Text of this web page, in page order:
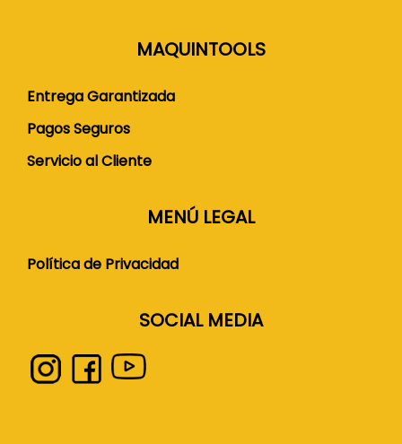
MAQUINTOOLS
Entrega Garantizada
Pagos Seguros
Servicio al Cliente
MENÚ LEGAL
Política de Privacidad
SOCIAL MEDIA